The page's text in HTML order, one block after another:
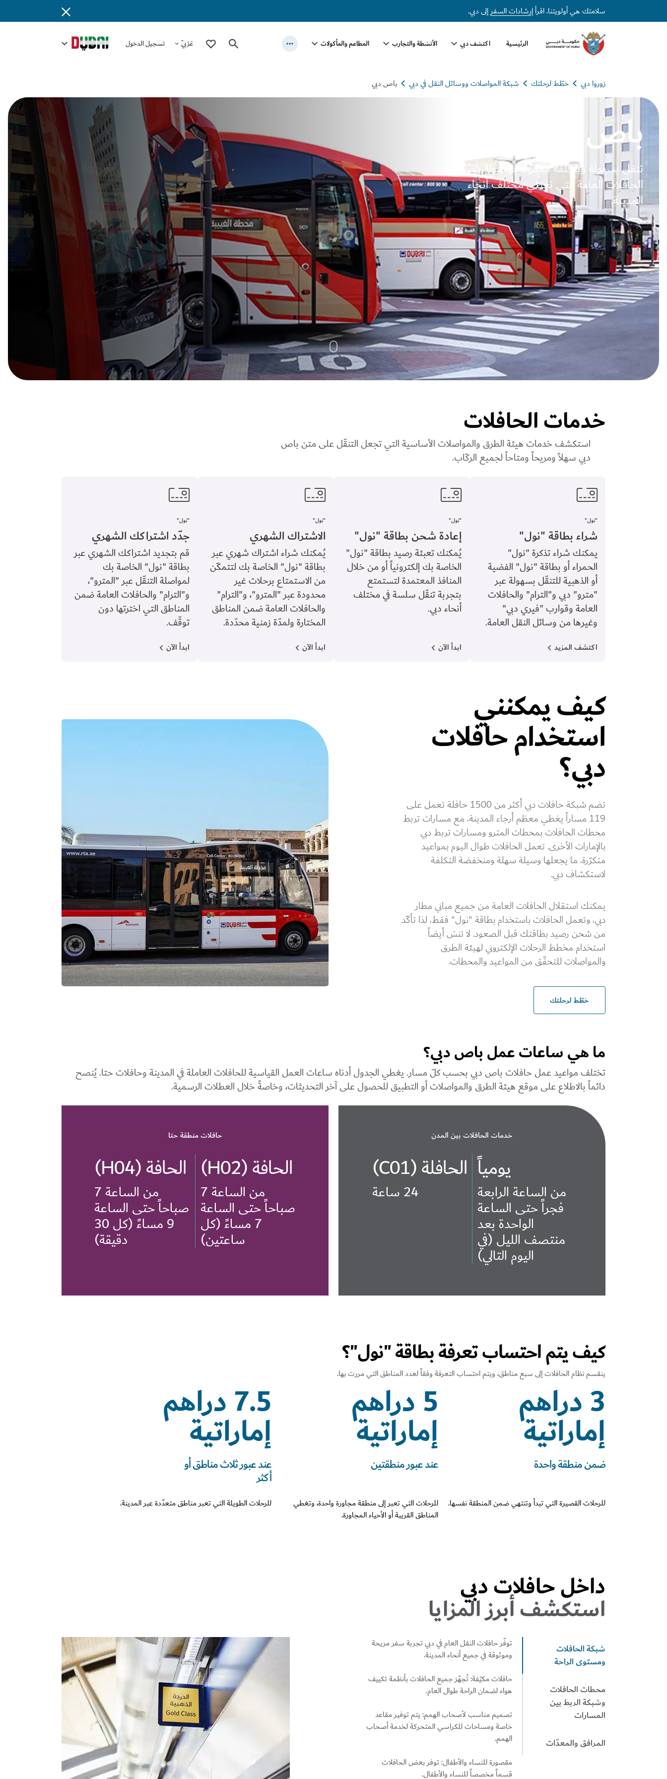
سلامتك هي أولويتنا. اقرأإرشادات السفرإلى دبي.
الرئيسية اكتشف دبي الأنشطة والتجارب المطاعم والمأكولات عَرَبِيّ تسجيل الدخول
زوروا دبي خطّط لرحلتك شبكة المواصلات ووسائل النقل في دبي باص دبي
باص دبي
تنقل بسهولة وبتكلفة معقولة بواسطة شبكة
الحافلات العامة التي تغطي مختلف أنحاء
المدينة.
خدمات الحافلات
استكشف خدمات هيئة الطرق والمواصلات الأساسية التي تجعل التنقّل على متن باص
دبي سهلاً ومريحاً ومتاحاً لجميع الركّاب.
"نول"
شراء بطاقة "نول"
يمكنك شراء تذكرة "نول"
الحمراء أو بطاقة "نول" الفضية
أو الذهبية للتنقّل بسهولة عبر
"مترو" دبي و"الترام" والحافلات
العامة وقوارب "فيري دبي"
وغيرها من وسائل النقل العامة.
اكتشف المزيد
"نول"
إعادة شحن بطاقة "نول"
يُمكنك تعبئة رصيد بطاقة "نول"
الخاصة بك إلكترونياً أو من خلال
المنافذ المعتمدة لتستمتع
بتجربة تنقّل سلسة في مختلف
أنحاء دبي.
ابدأ الآن
"نول"
الاشتراك الشهري
يُمكنك شراء اشتراك شهري عبر
بطاقة "نول" الخاصة بك لتتمكّن
من الاستمتاع برحلات غير
محدودة عبر "المترو"، و"الترام"
والحافلات العامة ضمن المناطق
المختارة ولمدّة زمنية محدّدة.
ابدأ الآن
"نول"
جدّد اشتراكك الشهري
قم بتجديد اشتراكك الشهري عبر
بطاقة "نول" الخاصة بك
لمواصلة التنقّل عبر "المترو"،
و"الترام" والحافلات العامة ضمن
المناطق التي اخترتها دون
توقّف.
ابدأ الآن
كيف يمكنني
استخدام حافلات
دبي؟
تضم شبكة حافلات دبي أكثر من 1500 حافلة تعمل على
119 مساراً يغطي معظم أرجاء المدينة، مع مسارات تربط
محطات الحافلات بمحطات المترو ومسارات تربط دبي
بالإمارات الأخرى. تعمل الحافلات طوال اليوم بمواعيد
متكرّرة، ما يجعلها وسيلة سهلة ومنخفضة التكلفة
لاستكشاف دبي.
يمكنك استقلال الحافلات العامة من جميع مباني مطار
دبي، وتعمل الحافلات باستخدام بطاقة "نول" فقط، لذا تأكّد
من شحن رصيد بطاقتك قبل الصعود. لا تنسَ أيضاً
استخدام مخطط الرحلات الإلكتروني لهيئة الطرق
والمواصلات للتحقّق من المواعيد والمحطات.
خطّط لرحلتك
ما هي ساعات عمل باص دبي؟
تختلف مواعيد عمل حافلات باص دبي بحسب كلّ مسار. يغطي الجدول أدناه ساعات العمل القياسية للحافلات العاملة في المدينة وحافلات حتا. يُنصح
دائماً بالاطلاع على موقع هيئة الطرق والمواصلات أو التطبيق للحصول على آخر التحديثات، وخاصةً خلال العطلات الرسمية.
خدمات الحافلات بين المدن
يومياً
من الساعة الرابعة
فجراً حتى الساعة
الواحدة بعد
منتصف الليل (في
اليوم التالي)
الحافلة (C01)
24 ساعة
حافلات منطقة حتا
الحافة (H02)
من الساعة 7
صباحاً حتى الساعة
7 مساءً (كل
ساعتين)
الحافة (H04)
من الساعة 7
صباحاً حتى الساعة
9 مساءً (كل 30
دقيقة)
كيف يتم احتساب تعرفة بطاقة "نول"؟
ينقسم نظام الحافلات إلى سبع مناطق، ويتم احتساب التعرفة وفقاً لعدد المناطق التي مررت بها.
3 دراهم
إماراتية
ضمن منطقة واحدة
للرحلات القصيرة التي تبدأ وتنتهي ضمن المنطقة نفسها.
5 دراهم
إماراتية
عند عبور منطقتين
للرحلات التي تعبر إلى منطقة مجاورة واحدة، وتغطي
المناطق القريبة أو الأحياء المجاورة.
7.5 دراهم
إماراتية
عند عبور ثلاث مناطق أو
أكثر
للرحلات الطويلة التي تعبر مناطق متعدّدة عبر المدينة.
داخل حافلات دبي
استكشف أبرز المزايا
شبكة الحافلات
ومستوى الراحة
محطات الحافلات
وشبكة الربط بين
المسارات
المرافق والمعدّات
توفّر حافلات النقل العام في دبي تجربة سفر مريحة
وموثوقة في جميع أنحاء المدينة.
حافلات مكيّفة:تُجهّز جميع الحافلات بأنظمة تكييف
هواء لضمان الراحة طوال العام.
تصميم مناسب لأصحاب الهمم:يتم توفير مقاعد
خاصة ومساحات للكراسي المتحركة لخدمة أصحاب
الهمم.
مقصورة للنساء والأطفال:توفر بعض الحافلات
قسماً مخصصاً للنساء والأطفال.